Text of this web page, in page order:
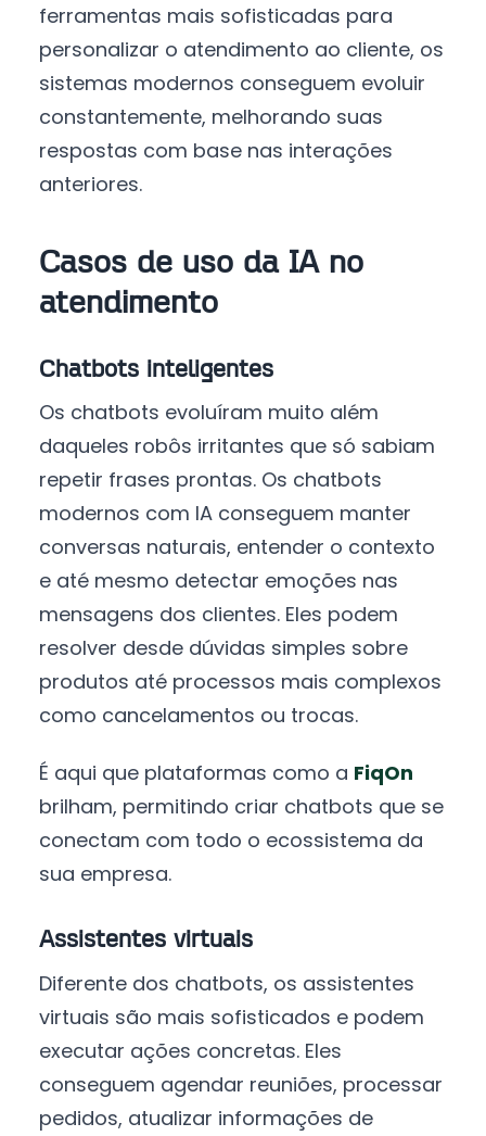
ferramentas mais sofisticadas para
personalizar o atendimento ao cliente, os
sistemas modernos conseguem evoluir
constantemente, melhorando suas
respostas com base nas interações
anteriores.
Casos de uso da IA no
atendimento
Chatbots inteligentes
Os chatbots evoluíram muito além
daqueles robôs irritantes que só sabiam
repetir frases prontas. Os chatbots
modernos com IA conseguem manter
conversas naturais, entender o contexto
e até mesmo detectar emoções nas
mensagens dos clientes. Eles podem
resolver desde dúvidas simples sobre
produtos até processos mais complexos
como cancelamentos ou trocas.
É aqui que plataformas como a FiqOn
brilham, permitindo criar chatbots que se
conectam com todo o ecossistema da
sua empresa.
Assistentes virtuais
Diferente dos chatbots, os assistentes
virtuais são mais sofisticados e podem
executar ações concretas. Eles
conseguem agendar reuniões, processar
pedidos, atualizar informações de